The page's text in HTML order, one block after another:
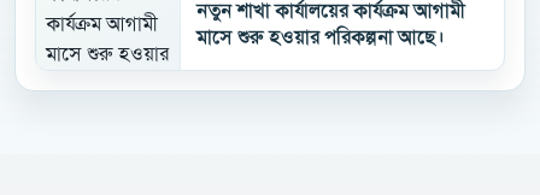
নতুন শাখা কার্যালয়ের কার্যক্রম আগামী
মাসে শুরু হওয়ার পরিকল্পনা আছে।